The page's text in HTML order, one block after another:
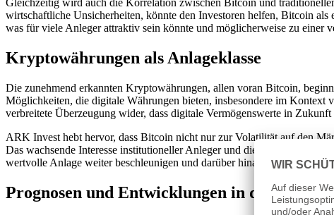
Gleichzeitig wird auch die Korrelation zwischen Bitcoin und
wirtschaftliche Unsicherheiten, könnte den Investoren helfen, Bitcoin
was für viele Anleger attraktiv sein könnte und möglicherweise zu einer
Kryptowährungen als Anlageklasse
Die zunehmend erkannten Kryptowährungen, allen voran Bitcoin,
Möglichkeiten, die digitale Währungen bieten, insbesondere im
verbreitete Überzeugung wider, dass digitale Vermögenswerte in
ARK Invest hebt hervor, dass Bitcoin nicht nur zur Volatilität auf den
Das wachsende Interesse institutioneller Anleger und die Bildung von
wertvolle Anlage weiter beschleunigen und darüber hinaus die
Prognosen und Entwicklungen in der